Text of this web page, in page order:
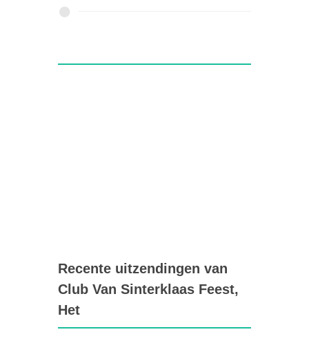
Recente uitzendingen van
Club Van Sinterklaas Feest,
Het